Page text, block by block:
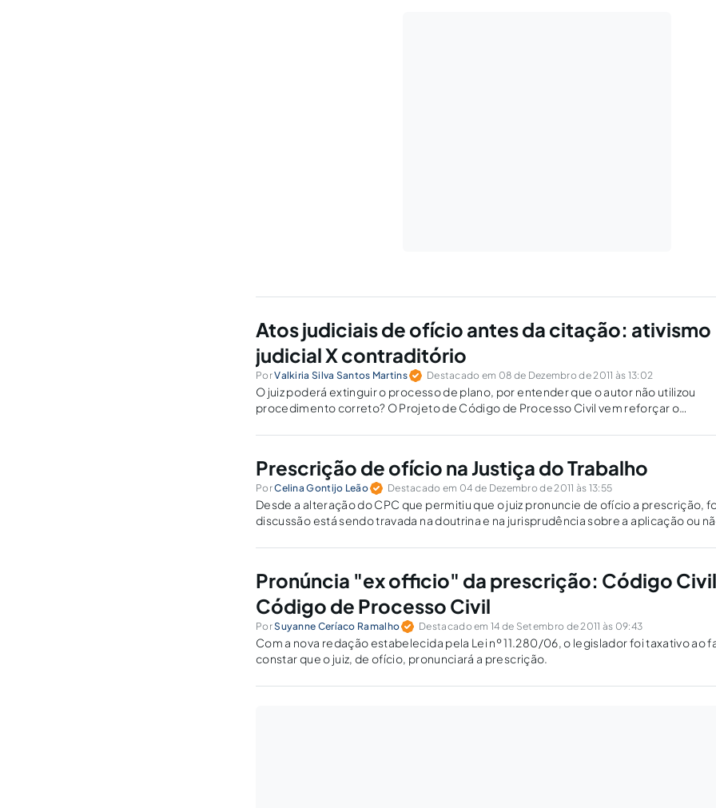
Atos judiciais de ofício antes da citação: ativismo
judicial X contraditório
PorValkiria Silva Santos Martins Destacado em 08 de Dezembro de 2011 às 13:02
O juiz poderá extinguir o processo de plano, por entender que o autor não utilizou
procedimento correto? O Projeto de Código de Processo Civil vem reforçar o
Prescrição de ofício na Justiça do Trabalho
PorCelina Gontijo Leão Destacado em 04 de Dezembro de 2011 às 13:55
Desde a alteração do CPC que permitiu que o juiz pronuncie de ofício a prescrição,
discussão está sendo travada na doutrina e na jurisprudência sobre a aplicação ou
Pronúncia "ex officio" da prescrição: Código
Código de Processo Civil
PorSuyanne Ceríaco Ramalho Destacado em 14 de Setembro de 2011 às 09:43
Com a nova redação estabelecida pela Lei nº 11.280/06, o legislador foi taxativo ao
constar que o juiz, de ofício, pronunciará a prescrição.